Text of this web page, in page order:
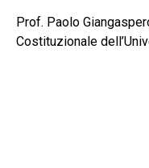
Prof. Paolo
Costituzionale